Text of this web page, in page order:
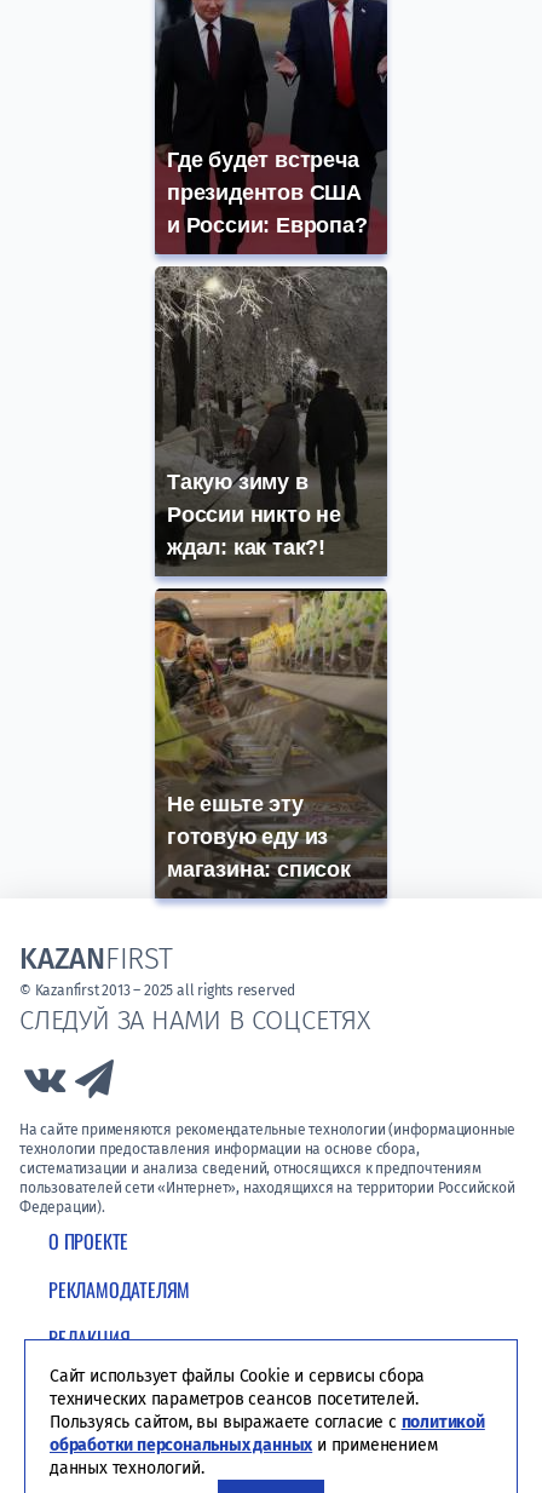
Где будет встреча
президентов США
и России: Европа?
Такую зиму в
России никто не
ждал: как так?!
Не ешьте эту
готовую еду из
магазина: список
О ПРОЕКТЕ
РЕКЛАМОДАТЕЛЯМ
РЕДАКЦИЯ
ПОЛИТИКА КОНФИДЕНЦИАЛЬНОСТИ
СЛЕДУЙ ЗА НАМИ В СОЦСЕТЯХ
Link to Vk
На сайте применяются рекомендательные технологии (информационные
технологии предоставления информации на основе сбора,
систематизации и анализа сведений, относящихся к предпочтениям
пользователей сети «Интернет», находящихся на территории Российской
Федерации).
KAZANFIRST
© Kazanfirst 2013 – 2025 all rights reserved
Сайт использует файлы Cookie и сервисы сбора
технических параметров сеансов посетителей.
Пользуясь сайтом, вы выражаете согласие с политикой
обработки персональных данных и применением
данных технологий.